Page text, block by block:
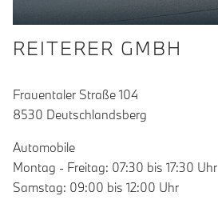
REITERER GMBH
Frauentaler Straße 104
8530 Deutschlandsberg
Automobile
Montag - Freitag: 07:30 bis 17:30 Uhr
Samstag: 09:00 bis 12:00 Uhr